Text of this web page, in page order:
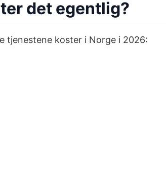
det egentlig?
tjenestene koster i Norge i 2026: